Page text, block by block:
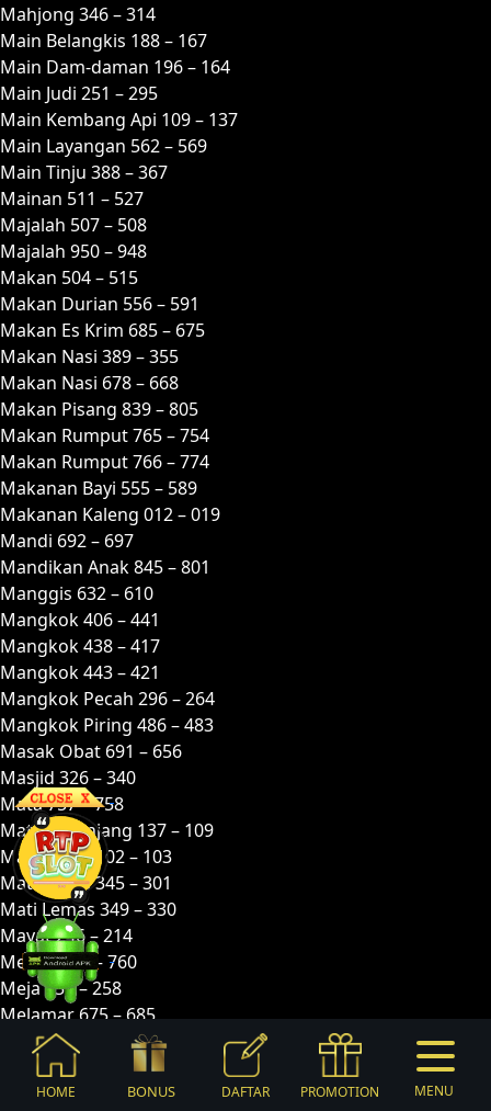
Mahjong 346 – 314
Main Belangkis 188 – 167
Main Dam-daman 196 – 164
Main Judi 251 – 295
Main Kembang Api 109 – 137
Main Layangan 562 – 569
Main Tinju 388 – 367
Mainan 511 – 527
Majalah 507 – 508
Majalah 950 – 948
Makan 504 – 515
Makan Durian 556 – 591
Makan Es Krim 685 – 675
Makan Nasi 389 – 355
Makan Nasi 678 – 668
Makan Pisang 839 – 805
Makan Rumput 765 – 754
Makan Rumput 766 – 774
Makanan Bayi 555 – 589
Makanan Kaleng 012 – 019
Mandi 692 – 697
Mandikan Anak 845 – 801
Manggis 632 – 610
Mangkok 406 – 441
Mangkok 438 – 417
Mangkok 443 – 421
Mangkok Pecah 296 – 264
Mangkok Piring 486 – 483
Masak Obat 691 – 656
Masjid 326 – 340
Mata 757 – 758
Mata Keranjang 137 – 109
Mata-mata 102 – 103
Mata-mata 345 – 301
Mati Lemas 349 – 330
Mayat 246 – 214
Medali 782 – 760
Meja 257 – 258
Melamar 675 – 685
Memasak 335 – 325
Membajak 488 – 467
Membawa Getah 021 – 043
HOME BONUS DAFTAR PROMOTION MENU